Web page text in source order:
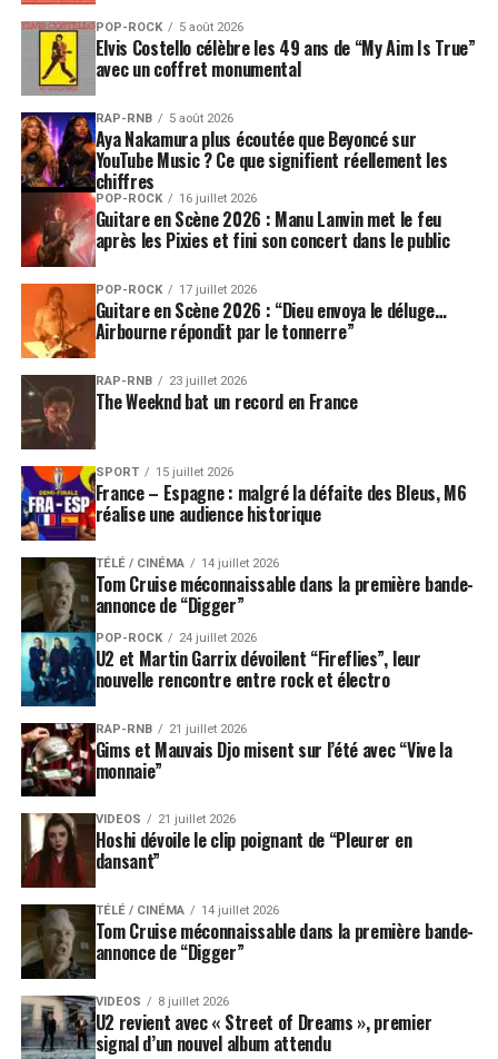
POP-ROCK 5 août 2026
Elvis Costello célèbre les 49 ans de “My Aim Is True”
avec un coffret monumental
RAP-RNB 5 août 2026
Aya Nakamura plus écoutée que Beyoncé sur
YouTube Music ? Ce que signifient réellement les
chiffres
POP-ROCK 16 juillet 2026
Guitare en Scène 2026 : Manu Lanvin met le feu
après les Pixies et fini son concert dans le public
POP-ROCK 17 juillet 2026
Guitare en Scène 2026 : “Dieu envoya le déluge…
Airbourne répondit par le tonnerre”
RAP-RNB 23 juillet 2026
The Weeknd bat un record en France
SPORT 15 juillet 2026
France – Espagne : malgré la défaite des Bleus, M6
réalise une audience historique
TÉLÉ / CINÉMA 14 juillet 2026
Tom Cruise méconnaissable dans la première bande-
annonce de “Digger”
POP-ROCK 24 juillet 2026
U2 et Martin Garrix dévoilent “Fireflies”, leur
nouvelle rencontre entre rock et électro
RAP-RNB 21 juillet 2026
Gims et Mauvais Djo misent sur l’été avec “Vive la
monnaie”
VIDEOS 21 juillet 2026
Hoshi dévoile le clip poignant de “Pleurer en
dansant”
TÉLÉ / CINÉMA 14 juillet 2026
Tom Cruise méconnaissable dans la première bande-
annonce de “Digger”
VIDEOS 8 juillet 2026
U2 revient avec « Street of Dreams », premier
signal d’un nouvel album attendu